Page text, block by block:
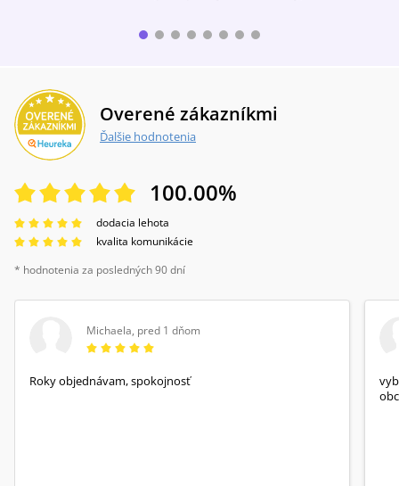
Overené zákazníkmi
Ďalšie hodnotenia
100.00%
dodacia lehota
kvalita komunikácie
* hodnotenia za posledných 90 dní
Michaela, pred 1 dňom
Roky objednávam, spokojnosť